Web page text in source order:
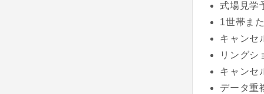
式場見学
1世帯ま
キャンセ
リングシ
キャンセ
データ重